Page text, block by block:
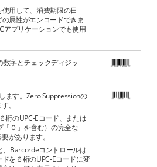
用して、消費期限の日
属性がエンコードできま
アプリケーションでも使用
字とチェックディジッ
ます。Zero Suppressionの
。
桁のUPC-Eコード、または
０」を含む）の完全な
があります。
、Barcordeコントロールは
ドを６桁のUPC-Eコードに変